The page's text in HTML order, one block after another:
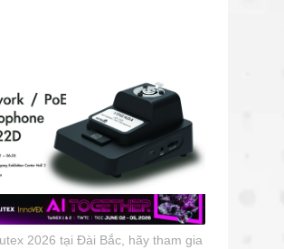
2026 tại Đài Bắc, hãy tham gia